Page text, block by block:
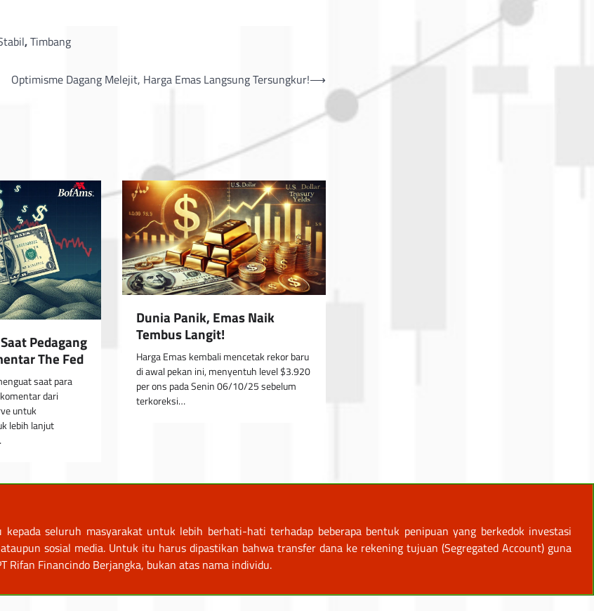
,Timbang
Optimisme Dagang Melejit, Harga Emas Langsung Tersungkur!⟶
Pedagang
The Fed
saat para
dari
untuk
lebih lanjut
Dunia Panik, Emas Naik
Tembus Langit!
Harga Emas kembali mencetak rekor baru
di awal pekan ini, menyentuh level $3.920
per ons pada Senin 06/10/25 sebelum
terkoreksi…
kepada seluruh masyarakat untuk lebih berhati-hati terhadap beberapa bentuk penipuan yang berkedok investasi
sosial media. Untuk itu harus dipastikan bahwa transfer dana ke rekening tujuan (Segregated Account) guna
Rifan Financindo Berjangka, bukan atas nama individu.